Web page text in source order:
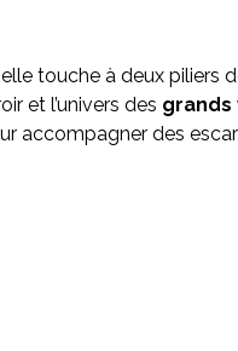
touche à deux piliers
et l’univers des grands
accompagner des